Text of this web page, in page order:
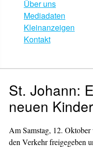
Über uns
Mediadaten
Kleinanzeigen
Kontakt
St. Johann:
neuen
Am Samstag, 12.
den Verkehr freigegeben